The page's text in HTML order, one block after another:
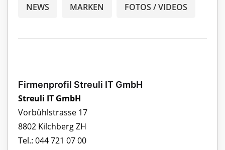
NEWS MARKEN FOTOS / VIDEOS
Firmenprofil Streuli IT GmbH
Streuli IT GmbH
Vorbühlstrasse 17
8802 Kilchberg ZH
Tel.: 044 721 07 00